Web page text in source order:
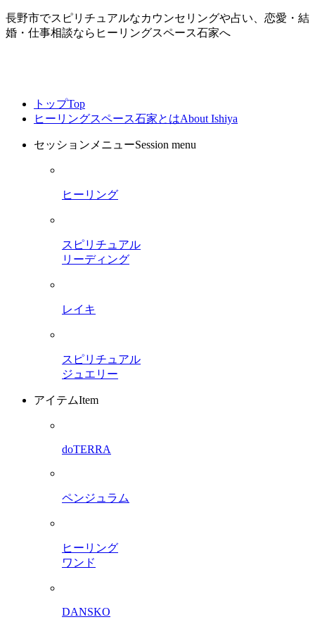
長野市でスピリチュアルなカウンセリングや占い、恋愛・結
婚・仕事相談ならヒーリングスペース石家へ
トップTop
ヒーリングスペース石家とはAbout Ishiya
セッションメニューSession menu
ヒーリング
スピリチュアル
リーディング
レイキ
スピリチュアル
ジュエリー
アイテムItem
doTERRA
ペンジュラム
ヒーリング
ワンド
DANSKO